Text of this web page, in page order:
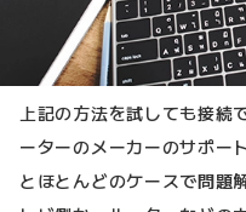
上記の方法を試しても接続
ーターのメーカーのサポー
とほとんどのケースで問題